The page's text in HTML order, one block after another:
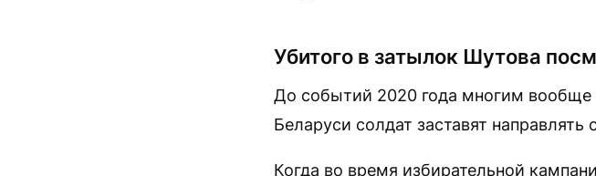
Убитого в затылок Шутова
До событий 2020 года многим вообще
Беларуси солдат заставят
Когда во время избирательной